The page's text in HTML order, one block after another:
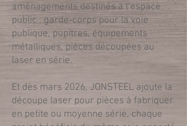
aménagements destinés à l’espace
public : garde-corps pour la voie
publique, pupitres, équipements
métalliques, pièces découpées au
laser en série.
Et dès mars 2026, JONSTEEL ajoute la
découpe laser pour pièces à fabriquer
en petite ou moyenne série, chaque